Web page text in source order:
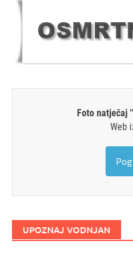
Foto natječaj
Web
UPOZNAJ VODNJAN